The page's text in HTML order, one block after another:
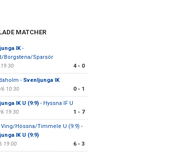
MATCHER
IK-
Borgstena/Sparsör
4 - 0
- Svenljunga IK
10:30
0 - 1
IK U (9:9)- Hyssna IF U
19:30
1 - 7
Ving/Hössna/Timmele U (9:9) -
IK U (9:9)
19:00
6 - 3